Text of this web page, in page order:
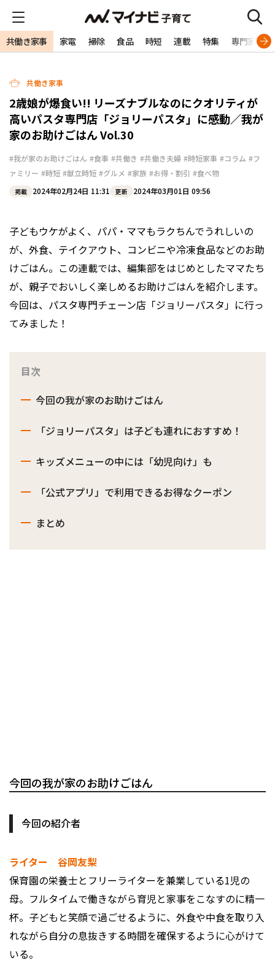
共働き家事 家電 掃除 食品 時短 連載 特集 専門家
共働き家事
2歳娘が爆食い!! リーズナブルなのにクオリティが
高いパスタ専門店「ジョリーパスタ」に感動／我が
家のお助けごはん Vol.30
#我が家のお助けごはん #食事 #共働き #共働き夫婦 #時短家事 #コラム #フ
ァミリー #時短 #献立時短 #グルメ #家族 #お得・割引 #食べ物
掲載 2024年02月24日 11:31 更新 2024年03月01日 09:56
子どもウケがよく、パパ・ママもラクちんでうれしいの
が、外食、テイクアウト、コンビニや冷凍食品などのお助
けごはん。この連載では、編集部をはじめとしたママたち
が、親子でおいしく楽しめるお助けごはんを紹介します。
今回は、パスタ専門チェーン店「ジョリーパスタ」に行っ
てみました！
目次
今回の我が家のお助けごはん
「ジョリーパスタ」は子ども連れにおすすめ！
キッズメニューの中には「幼児向け」も
「公式アプリ」で利用できるお得なクーポン
まとめ
今回の我が家のお助けごはん
今回の紹介者
ライター 谷岡友梨
保育園の栄養士とフリーライターを兼業している1児の
母。フルタイムで働きながら育児と家事をこなすのに精一
杯。子どもと笑顔で過ごせるように、外食や中食を取り入
れながら自分の息抜きする時間を確保するように心がけて
いる。